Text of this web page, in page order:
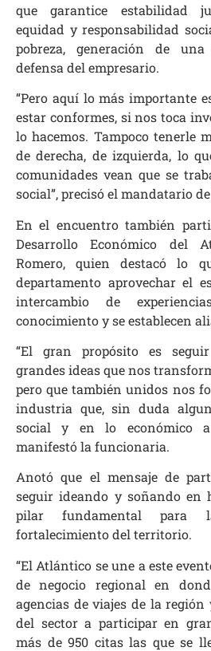
que garantice estabilidad
equidad y responsabilidad
pobreza, generación de
defensa del empresario.
“Pero aquí lo más importante
estar conformes, si nos toca
lo hacemos. Tampoco tenerle
de derecha, de izquierda, lo
comunidades vean que se
social”, precisó el mandatario
En el encuentro también
Desarrollo Económico del
Romero, quien destacó lo
departamento aprovechar el
intercambio de
conocimiento y se establecen
“El gran propósito es
grandes ideas que nos
pero que también unidos nos
industria que, sin duda
social y en lo económico
manifestó la funcionaria.
Anotó que el mensaje de
seguir ideando y soñando en
pilar fundamental para
fortalecimiento del territorio.
“El Atlántico se une a este
de negocio regional en
agencias de viajes de la
del sector a participar en
más de 950 citas las que se